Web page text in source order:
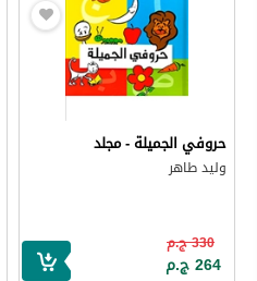
حروفي الجميلة - مجلد
وليد طاهر
330 ج.م
264 ج.م